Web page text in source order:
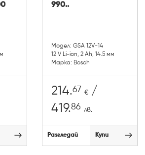
990..
Модел: GSA 12V-14
12 V Li-ion, 2 Ah, 14.5 мм
Марка: Bosch
214.67 € /
419.86 лв.
Разгледай Купи